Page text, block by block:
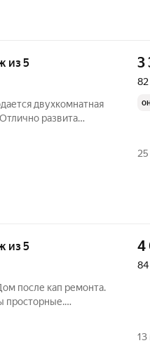
из 5
развита
лавки, МФЦ.
3
из 5
после кап ремонта.
просторные.
4
84